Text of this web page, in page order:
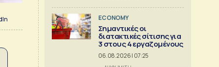
ECONOMY
Σημαντικές οι
διατακτικές σίτισης για
3 στους 4 εργαζομένους
06.08.2026 | 07:25